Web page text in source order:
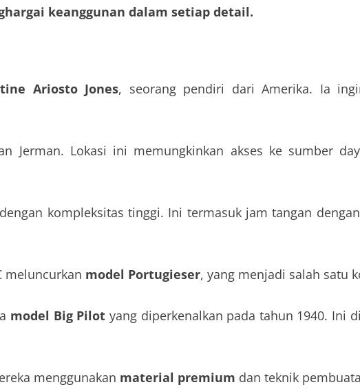
keanggunan dalam setiap detail.
Ariosto Jones, seorang pendiri dari Amerika. Ia
Jerman. Lokasi ini memungkinkan akses ke sumber
kompleksitas tinggi. Ini termasuk jam tangan
meluncurkan model Portugieser, yang menjadi salah satu
model Big Pilot yang diperkenalkan pada tahun 1940. Ini
menggunakan material premium dan teknik